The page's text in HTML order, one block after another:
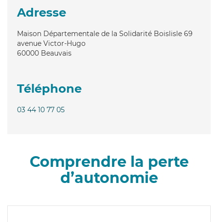
Adresse
Maison Départementale de la Solidarité Boislisle 69
avenue Victor-Hugo
60000 Beauvais
Téléphone
03 44 10 77 05
Comprendre la perte
d’autonomie